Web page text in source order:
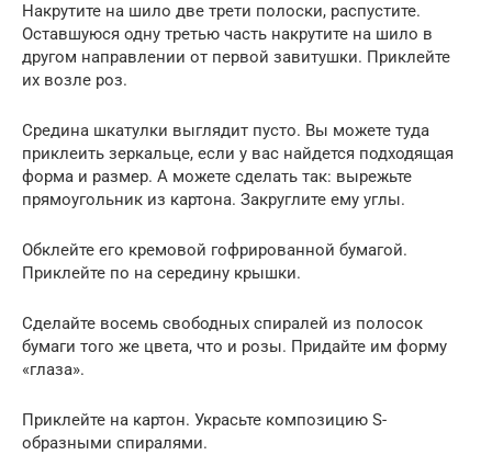
Накрутите на шило две трети полоски, распустите.
Оставшуюся одну третью часть накрутите на шило в
другом направлении от первой завитушки. Приклейте
их возле роз.
Средина шкатулки выглядит пусто. Вы можете туда
приклеить зеркальце, если у вас найдется подходящая
форма и размер. А можете сделать так: вырежьте
прямоугольник из картона. Закруглите ему углы.
Обклейте его кремовой гофрированной бумагой.
Приклейте по на середину крышки.
Сделайте восемь свободных спиралей из полосок
бумаги того же цвета, что и розы. Придайте им форму
«глаза».
Приклейте на картон. Украсьте композицию S-
образными спиралями.